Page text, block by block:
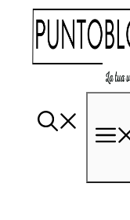
contenuto